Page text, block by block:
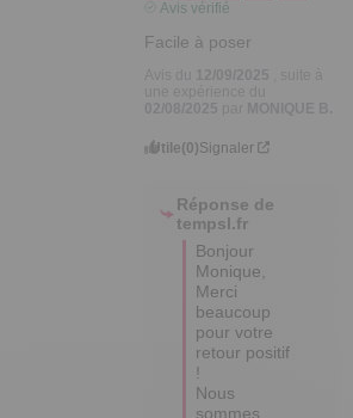
Avis vérifié
Facile à poser
02/08/2025
MONIQUE B.
Utile(0)Signaler
Réponse de
tempsl.fr
Bonjour
Monique,
Merci
beaucoup
pour votre
retour positif
!
Nous
sommes